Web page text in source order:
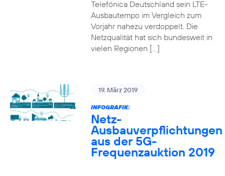
Telefónica Deutschland sein LTE-
Ausbautempo im Vergleich zum
Vorjahr nahezu verdoppelt. Die
Netzqualität hat sich bundesweit in
vielen Regionen […]
19. März 2019
INFOGRAFIK:
Netz-
Ausbauverpflichtungen
aus der 5G-
Frequenzauktion 2019